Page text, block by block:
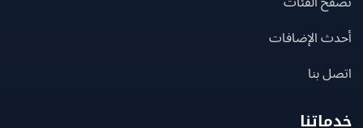
الإضافات
بنا